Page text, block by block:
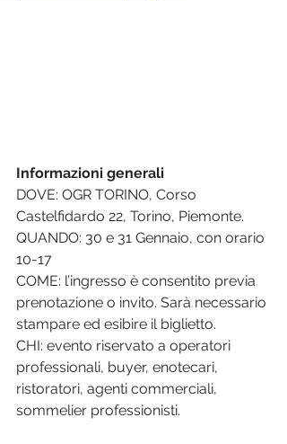
Informazioni generali
DOVE: OGR TORINO, Corso
Castelfidardo 22, Torino, Piemonte.
QUANDO: 30 e 31 Gennaio, con orario
10-17
COME: l’ingresso è consentito previa
prenotazione o invito. Sarà necessario
stampare ed esibire il biglietto.
CHI: evento riservato a operatori
professionali, buyer, enotecari,
ristoratori, agenti commerciali,
sommelier professionisti.